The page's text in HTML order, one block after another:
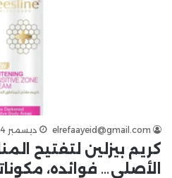
elrefaayeid@gmail.com ديسمبر 4, 2025
كريم بيزلين لتفتيح
الأصلي… فوائده،